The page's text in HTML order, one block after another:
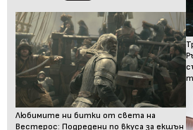
Любимите ни битки от света на
Вестерос: Подредени по вкуса за екшън